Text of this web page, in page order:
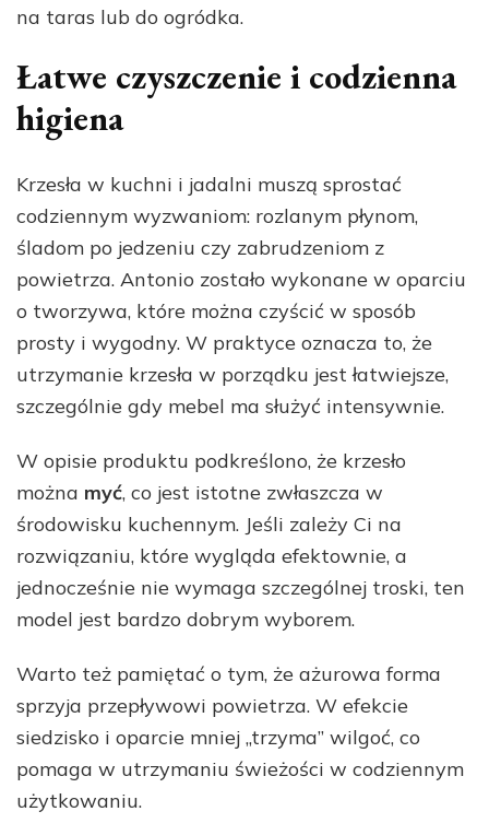
na taras lub do ogródka.
Łatwe czyszczenie i codzienna
higiena
Krzesła w kuchni i jadalni muszą sprostać
codziennym wyzwaniom: rozlanym płynom,
śladom po jedzeniu czy zabrudzeniom z
powietrza. Antonio zostało wykonane w oparciu
o tworzywa, które można czyścić w sposób
prosty i wygodny. W praktyce oznacza to, że
utrzymanie krzesła w porządku jest łatwiejsze,
szczególnie gdy mebel ma służyć intensywnie.
W opisie produktu podkreślono, że krzesło
można myć, co jest istotne zwłaszcza w
środowisku kuchennym. Jeśli zależy Ci na
rozwiązaniu, które wygląda efektownie, a
jednocześnie nie wymaga szczególnej troski, ten
model jest bardzo dobrym wyborem.
Warto też pamiętać o tym, że ażurowa forma
sprzyja przepływowi powietrza. W efekcie
siedzisko i oparcie mniej „trzyma” wilgoć, co
pomaga w utrzymaniu świeżości w codziennym
użytkowaniu.